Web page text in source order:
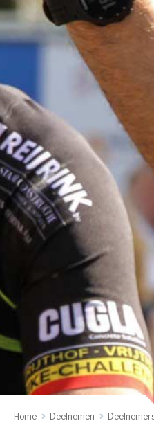
Home Deelnemen